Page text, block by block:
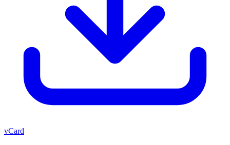
vCard